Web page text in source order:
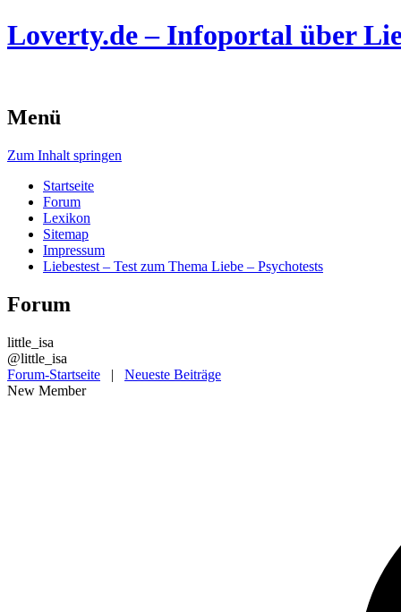
Loverty.de – Infoportal über
Menü
Zum Inhalt springen
Startseite
Forum
Lexikon
Sitemap
Impressum
Liebestest – Test zum Thema Liebe – Psychotests
Forum
little_isa
@little_isa
Forum-Startseite | Neueste Beiträge
New Member